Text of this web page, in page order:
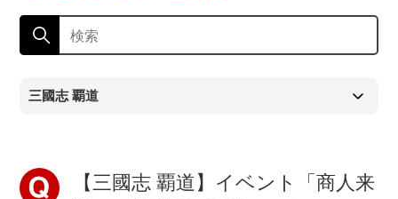
三國志 覇道
【三國志 覇道】イベント「商人来